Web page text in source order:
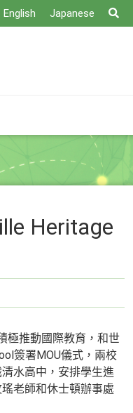
English Japanese
尋
Heritage
極推動國際教育，和世
簽署MOU儀式，兩校
水高中，安排學生進
老師和休士頓辦事處